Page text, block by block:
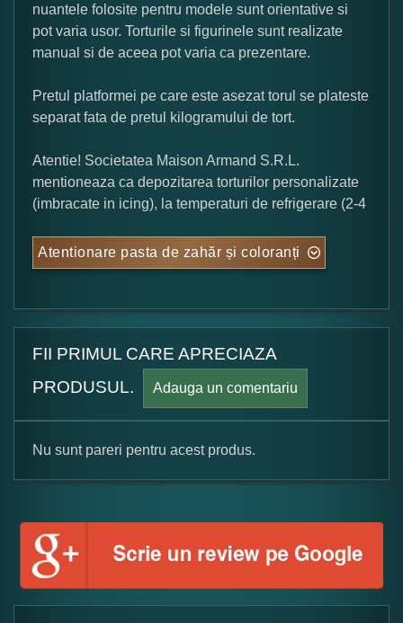
nuantele folosite pentru modele sunt orientative si
pot varia usor. Torturile si figurinele sunt realizate
manual si de aceea pot varia ca prezentare.
Pretul platformei pe care este asezat torul se plateste
separat fata de pretul kilogramului de tort.
Atentie! Societatea Maison Armand S.R.L.
mentioneaza ca depozitarea torturilor personalizate
(imbracate in icing), la temperaturi de refrigerare (2-4
Atentionare pasta de zahăr și coloranți
FII PRIMUL CARE APRECIAZA
PRODUSUL.
Adauga un comentariu
Formular pareri client
Numele dumneavoastra:
Nu sunt pareri pentru acest produs.